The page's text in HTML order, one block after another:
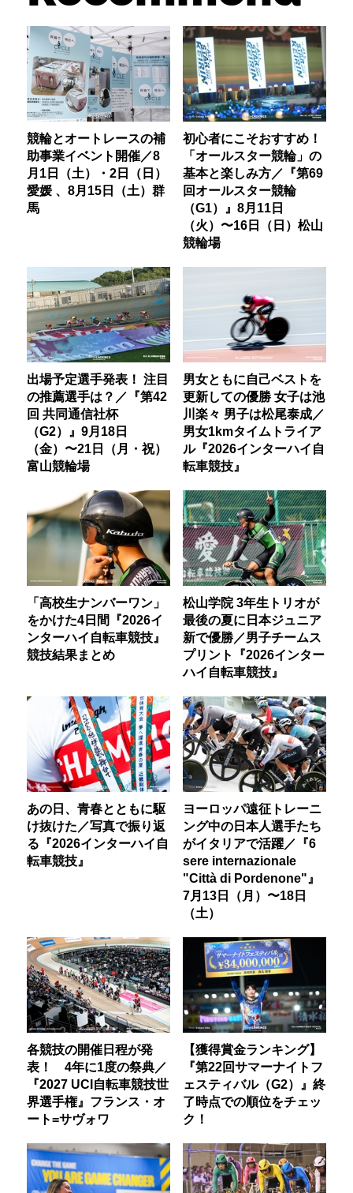
競輪とオートレースの補
助事業イベント開催／8
月1日（土）・2日（日）
愛媛 、8月15日（土）群
馬
初心者にこそおすすめ！
「オールスター競輪」の
基本と楽しみ方／『第69
回オールスター競輪
（G1）』8月11日
（火）〜16日（日）松山
競輪場
出場予定選手発表！ 注目
の推薦選手は？／『第42
回 共同通信社杯
（G2）』9月18日
（金）〜21日（月・祝）
富山競輪場
男女ともに自己ベストを
更新しての優勝 女子は池
川楽々 男子は松尾泰成／
男女1kmタイムトライア
ル『2026インターハイ自
転車競技』
「高校生ナンバーワン」
をかけた4日間『2026イ
ンターハイ自転車競技』
競技結果まとめ
松山学院 3年生トリオが
最後の夏に日本ジュニア
新で優勝／男子チームス
プリント『2026インター
ハイ自転車競技』
あの日、青春とともに駆
け抜けた／写真で振り返
る『2026インターハイ自
転車競技』
ヨーロッパ遠征トレーニ
ング中の日本人選手たち
がイタリアで活躍／『6
sere internazionale
"Città di Pordenone"』
7月13日（月）〜18日
（土）
各競技の開催日程が発
表！ 4年に1度の祭典／
『2027 UCI自転車競技世
界選手権』フランス・オ
ート=サヴォワ
【獲得賞金ランキング】
『第22回サマーナイトフ
ェスティバル（G2）』終
了時点での順位をチェッ
ク！